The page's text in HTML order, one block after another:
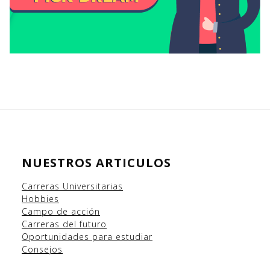
NUESTROS ARTICULOS
Carreras Universitarias
Hobbies
Campo de acción
Carreras del futuro
Oportunidades para estudiar
Consejos